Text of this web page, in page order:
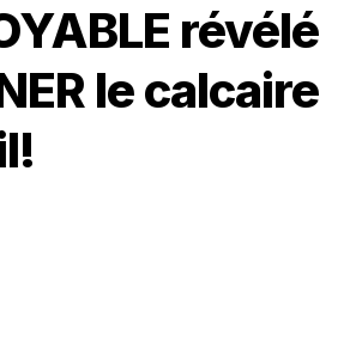
révélé
le calcaire